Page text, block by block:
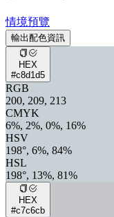
情境預覽
輸出配色資訊
HEX
#c8d1d5
RGB
200, 209, 213
CMYK
6%, 2%, 0%, 16%
HSV
198°, 6%, 84%
HSL
198°, 13%, 81%
HEX
#c7c6cb